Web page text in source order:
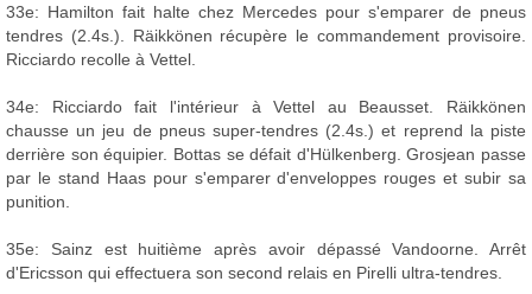
33e: Hamilton fait halte chez Mercedes pour s'emparer de pneus
tendres (2.4s.). Räikkönen récupère le commandement provisoire.
Ricciardo recolle à Vettel.
34e: Ricciardo fait l'intérieur à Vettel au Beausset. Räikkönen
chausse un jeu de pneus super-tendres (2.4s.) et reprend la piste
derrière son équipier. Bottas se défait d'Hülkenberg. Grosjean passe
par le stand Haas pour s'emparer d'enveloppes rouges et subir sa
punition.
35e: Sainz est huitième après avoir dépassé Vandoorne. Arrêt
d'Ericsson qui effectuera son second relais en Pirelli ultra-tendres.